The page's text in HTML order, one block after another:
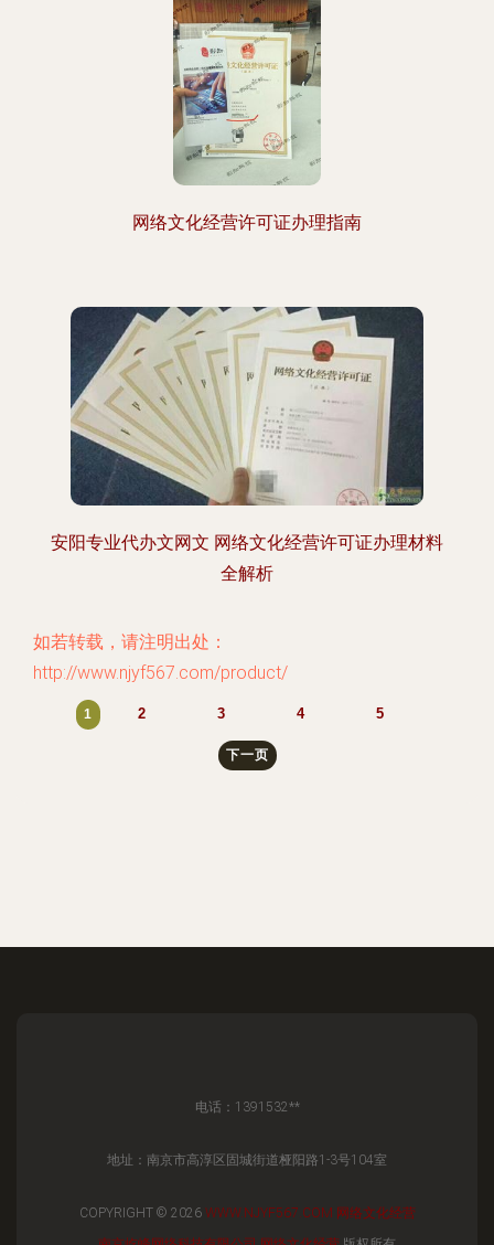
网络文化经营许可证办理指南
安阳专业代办文网文 网络文化经营许可证办理材料
全解析
如若转载，请注明出处：
http://www.njyf567.com/product/
1 2 3 4 5
下一页
电话：1391532**
地址：南京市高淳区固城街道桠阳路1-3号104室
COPYRIGHT © 2026 WWW.NJYF567.COM 网络文化经营